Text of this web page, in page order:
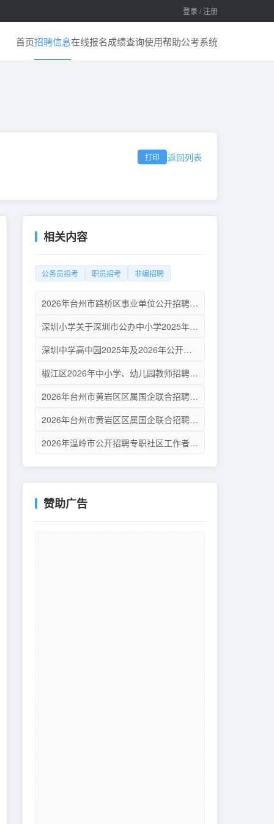
登录 / 注册
首页招聘信息在线报名成绩查询使用帮助公考系统
打印 返回列表
相关内容
公务员招考 职员招考 非编招聘
2026年台州市路桥区事业单位公开招聘工作人员拟聘用人员名单公示（第二批）
深圳小学关于深圳市公办中小学2025年12月面向2026年应届毕业生公开招聘教师拟聘人员公示
深圳中学高中园2025年及2026年公开招聘教师拟聘人员公示（第三批）
椒江区2026年中小学、幼儿园教师招聘（一）体检人员递补通告
2026年台州市黄岩区区属国企联合招聘工作人员递补预取体检人员名单公布（一）
2026年台州市黄岩区区属国企联合招聘工作人员入围考察人员名单公布（一）
2026年温岭市公开招聘专职社区工作者公告
赞助广告